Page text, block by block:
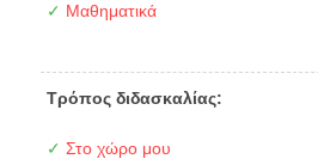
✓ Μαθηματικά
Τρόπος διδασκαλίας:
✓ Στο χώρο μου